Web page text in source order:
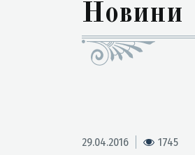
Новини
29.04.2016
1745